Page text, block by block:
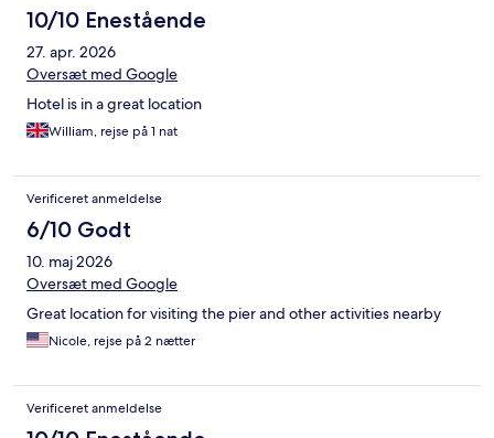
10/10 Enestående
27. apr. 2026
Oversæt med Google
Hotel is in a great location
William, rejse på 1 nat
Verificeret anmeldelse
6/10 Godt
10. maj 2026
Oversæt med Google
Great location for visiting the pier and other activities nearby
Nicole, rejse på 2 nætter
Verificeret anmeldelse